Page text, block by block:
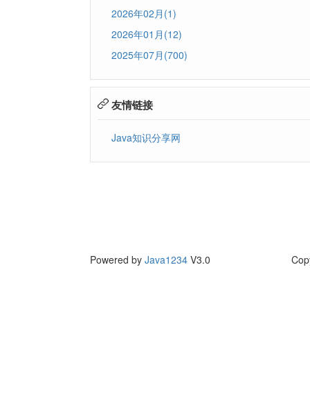
2026年02月(1)
2026年01月(12)
2025年07月(700)
友情链接
Java知识分享网
Powered by Java1234 V3.0